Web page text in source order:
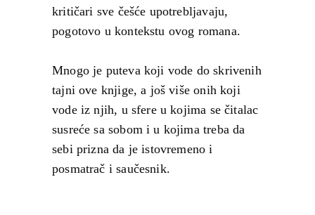
kritičari sve češće upotrebljavaju,
pogotovo u kontekstu ovog romana.
Mnogo je puteva koji vode do skrivenih
tajni ove knjige, a još više onih koji
vode iz njih, u sfere u kojima se čitalac
susreće sa sobom i u kojima treba da
sebi prizna da je istovremeno i
posmatrač i saučesnik.